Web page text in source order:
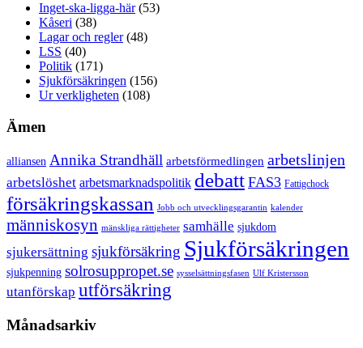
Inget-ska-ligga-här(53)
Kåseri (38)
Lagar och regler(48)
LSS (40)
Politik (171)
Sjukförsäkringen (156)
Ur verkligheten (108)
Ämen
alliansen Annika Strandhäll arbetsförmedlingen arbetslinjen
arbetslöshet arbetsmarknadspolitik debatt FAS3 Fattigchock
försäkringskassan Jobb och utvecklingsgarantin kalender
människosyn mänskliga rättigheter samhälle sjukdom
sjukersättning sjukförsäkring Sjukförsäkringen
sjukpenning solrosuppropet.se sysselsättningsfasen Ulf Kristersson
utanförskap utförsäkring
Månadsarkiv